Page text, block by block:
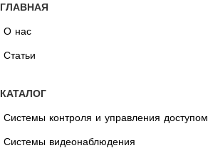
ГЛАВНАЯ
О нас
Статьи
КАТАЛОГ
Системы контроля и управления доступом
Системы видеонаблюдения